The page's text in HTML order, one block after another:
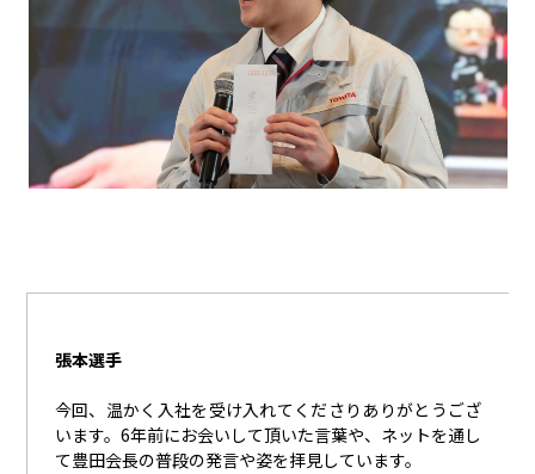
張本選手
今回、温かく入社を受け入れてくださりありがとうござ
います。 6年前にお会いして頂いた言葉や、ネットを通し
て豊田会長の普段の発言や姿を拝見しています。